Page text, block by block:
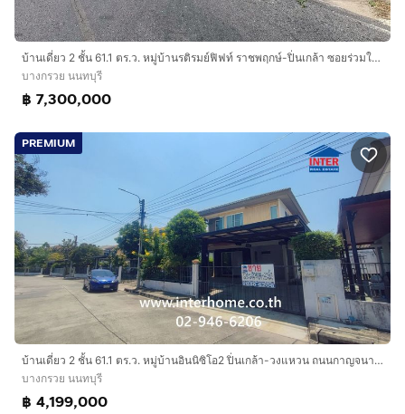
บ้านเดี่ยว 2 ชั้น 61.1 ตร.ว. หมู่บ้านรติรมย์ฟิฟท์ ราชพฤกษ์-ปิ่นเกล้า ซอยร่วมใจพัฒนา ถนนราชพฤกษ์ ถนนกาญจนาภิเษก บางกรวย นนทบุรี
บางกรวย นนทบุรี
฿ 7,300,000
PREMIUM
บ้านเดี่ยว 2 ชั้น 61.1 ตร.ว. หมู่บ้านอินนิซิโอ2 ปิ่นเกล้า-วงแหวน ถนนกาญจนาภิเษก ถนนสำเร็จพัฒนา บางกรวย นนทบุรี
บางกรวย นนทบุรี
฿ 4,199,000